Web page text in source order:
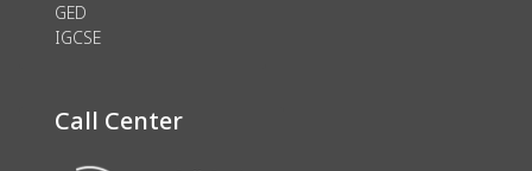
GED
IGCSE
Call Center